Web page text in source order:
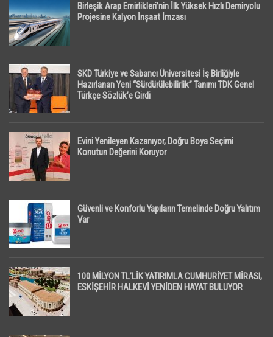
Birleşik Arap Emirlikleri’nin İlk Yüksek Hızlı Demiryolu
Projesine Kalyon İnşaat İmzası
SKD Türkiye ve Sabancı Üniversitesi İş Birliğiyle
Hazırlanan Yeni “Sürdürülebilirlik” Tanımı TDK Genel
Türkçe Sözlük’e Girdi
Evini Yenileyen Kazanıyor, Doğru Boya Seçimi
Konutun Değerini Koruyor
Güvenli ve Konforlu Yapıların Temelinde Doğru Yalıtım
Var
100 MİLYON TL’LİK YATIRIMLA CUMHURİYET MİRASI,
ESKİŞEHİR HALKEVİ YENİDEN HAYAT BULUYOR